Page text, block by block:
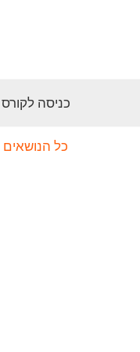
כניסה לקורס
כל הנושאים